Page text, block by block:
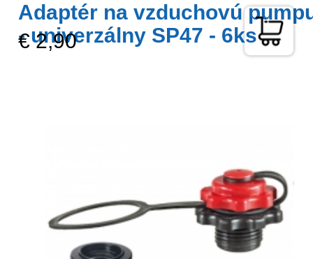
Adaptér na vzduchovú
- univerzálny SP47 - 6ks
€ 2,90